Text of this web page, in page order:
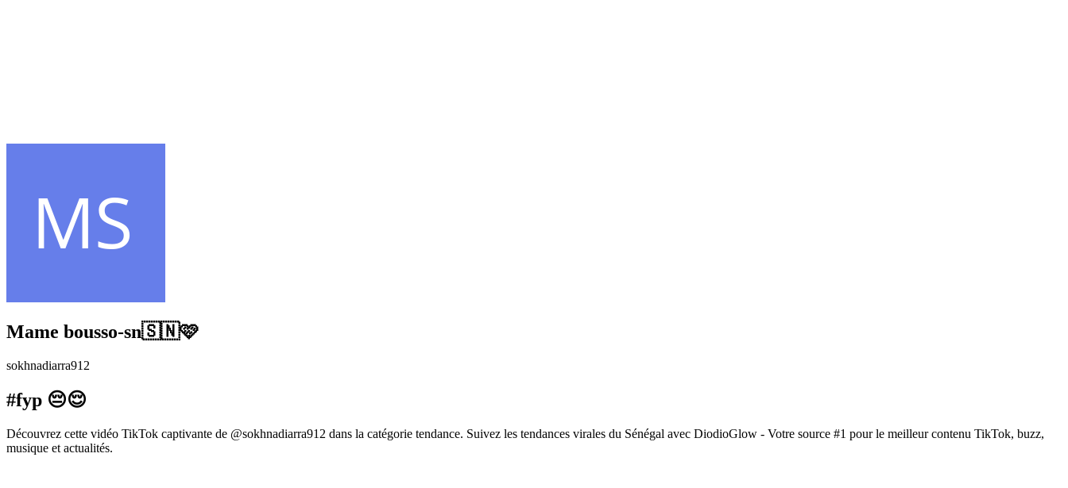
Mame bousso-sn🇸🇳🩷
sokhnadiarra912
#fyp 😔😌
Découvrez cette vidéo TikTok captivante de @sokhnadiarra912 dans la catégorie tendance. Suivez les tendances virales du Sénégal avec DiodioGlow - Votre source #1 pour le meilleur contenu TikTok, buzz,
musique et actualités.